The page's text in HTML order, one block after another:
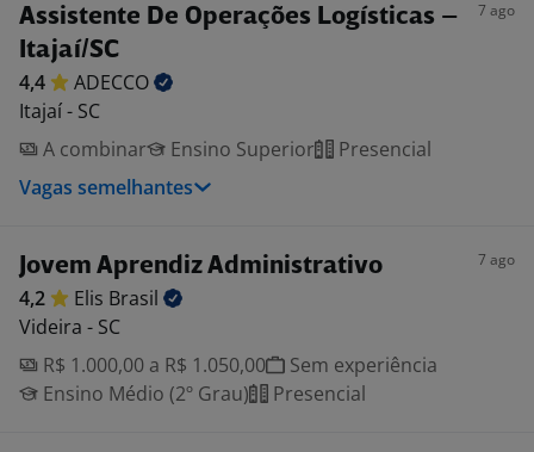
Assistente De Operações Logísticas –
Itajaí/SC
7 ago
4,4
ADECCO
Itajaí - SC
A combinar
Ensino Superior
Presencial
Vagas semelhantes
Jovem Aprendiz Administrativo 7 ago
4,2 Elis Brasil
Videira - SC
R$ 1.000,00 a R$ 1.050,00
Sem experiência
Ensino Médio (2º Grau)
Presencial